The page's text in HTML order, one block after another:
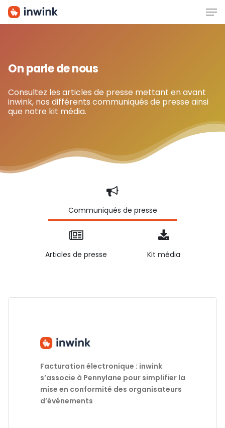
Skip
On parle de nous
Consultez les articles de presse mettant en avant
inwink, nos différents communiqués de presse ainsi
que notre kit média.
Communiqués de presse
Articles de presse Kit média
Facturation électronique : inwink
s’associe à Pennylane pour simplifier la
mise en conformité des organisateurs
d’événements